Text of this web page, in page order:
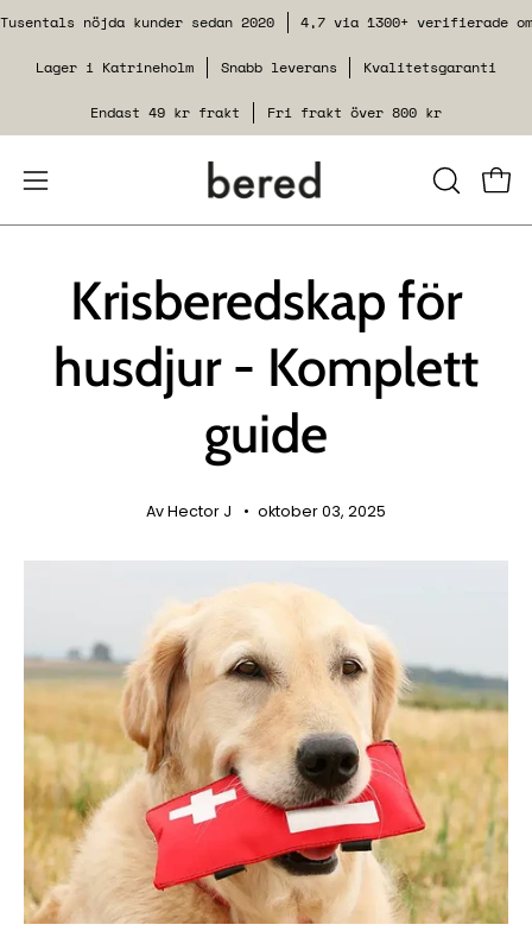
Hoppa
innehåll
Tusentals nöjda kunder sedan 2020 4,7 via 1300+ verifierade
Lager i Katrineholm Snabb leverans Kvalitetsgaranti
Endast 49 kr frakt Fri frakt över 800 kr
Öppna
navigeringsmenyn
STÄNGSe
Krisberedskap för
husdjur - Komplett
guide
Av Hector J oktober 03, 2025